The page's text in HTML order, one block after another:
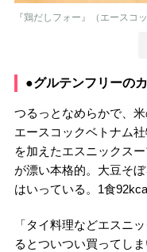
『鶏だしフォー』（エースコ
●グルテンフリーの
つるっとなめらかで、
エースコックベトナム
を加えたエスニックス
が漂い本格的。大豆そ
はいっている。1食92kcal
「タイ料理などエスニ
るとついつい買ってし